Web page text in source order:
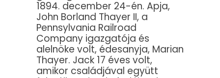
1894. december 24-én. Apja,
John Borland Thayer II, a
Pennsylvania Railroad
Company igazgatója és
alelnöke volt, édesanyja, Marian
Thayer. Jack 17 éves volt,
amikor családjával együtt